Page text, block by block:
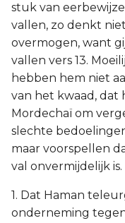
stuk van
vallen, zo denkt
overmogen, want
vallen vers 13.
hebben hem niet
van het kwaad, dat
Mordechaï om
slechte
maar voorspellen
val onvermijdelijk
1. Dat Haman
onderneming